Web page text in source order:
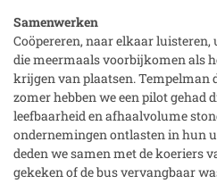
Samenwerken
Coöpereren, naar elkaar
die meermaals voorbijkomen als
krijgen van plaatsen. Tempelman
zomer hebben we een pilot gehad
leefbaarheid en afhaalvolume
ondernemingen ontlasten in hun
deden we samen met de koeriers
gekeken of de bus vervangbaar